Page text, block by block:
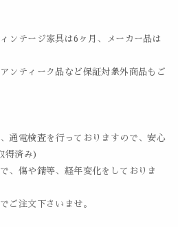
ンテージ家具は6ヶ月、メーカー品は
ンティーク品など保証対象外商品もご
通電検査を行っておりますので、安心
得済み)
、傷や錆等、経年変化をしておりま
ご注文下さいませ。